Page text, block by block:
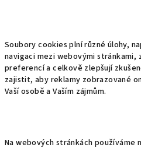
Soubory cookies plní různé úlohy,
navigaci mezi webovými stránkami,
preferencí a celkově zlepšují
zajistit, aby reklamy zobrazované
Vaší osobě a Vaším zájmům.
Na webových stránkách používáme